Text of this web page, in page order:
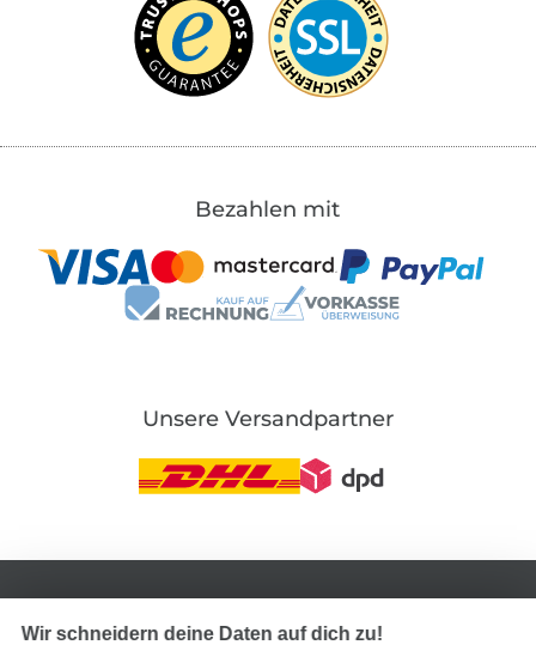
Bezahlen mit
Unsere Versandpartner
Impressum
Wir schneidern deine Daten auf dich zu!